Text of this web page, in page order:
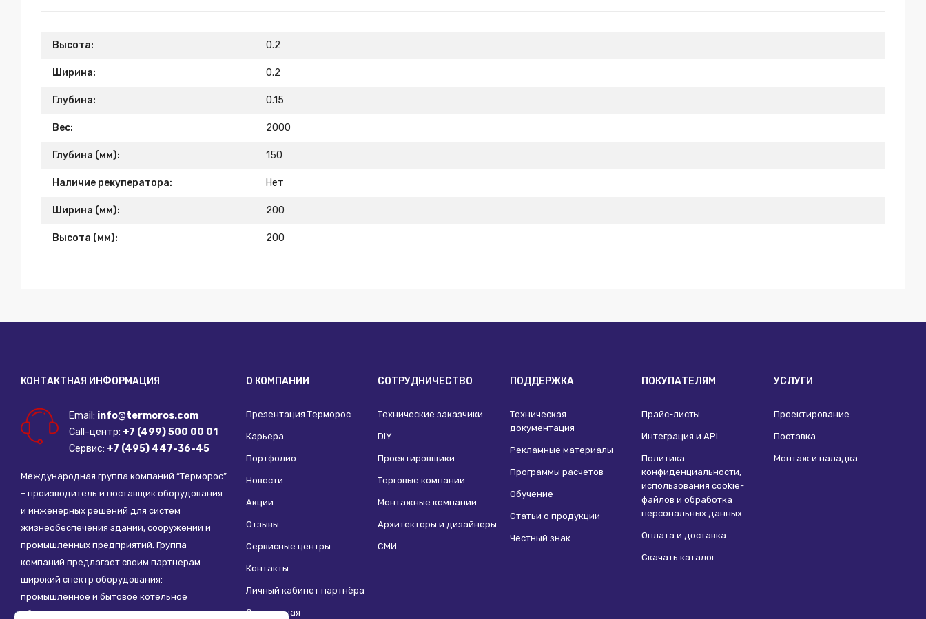
Высота: 0.2
Ширина: 0.2
Глубина: 0.15
Вес: 2000
Глубина (мм): 150
Наличие рекуператора: Нет
Ширина (мм): 200
Высота (мм): 200
КОНТАКТНАЯ ИНФОРМАЦИЯ
Email: info@termoros.com
Call-центр: +7 (499) 500 00 01
Сервис: +7 (495) 447-36-45
Международная группа компаний “Терморос”
– производитель и поставщик оборудования
и инженерных решений для систем
жизнеобеспечения зданий, сооружений и
промышленных предприятий. Группа
компаний предлагает своим партнерам
широкий спектр оборудования:
промышленное и бытовое котельное
оборудование, системы отопления,
О КОМПАНИИ
Презентация Терморос
Карьера
Портфолио
Новости
Акции
Отзывы
Сервисные центры
Контакты
Личный кабинет партнёра
Социальная
СОТРУДНИЧЕСТВО
Технические заказчики
DIY
Проектировщики
Торговые компании
Монтажные компании
Архитекторы и дизайнеры
СМИ
ПОДДЕРЖКА
Техническая
документация
Рекламные материалы
Программы расчетов
Обучение
Статьи о продукции
Честный знак
ПОКУПАТЕЛЯМ
Прайс-листы
Интеграция и API
Политика
конфиденциальности,
использования сookie-
файлов и обработка
персональных данных
Оплата и доставка
Скачать каталог
УСЛУГИ
Проектирование
Поставка
Монтаж и наладка